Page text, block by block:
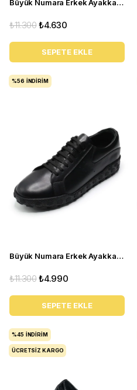
Büyük Numara Erkek Ayakkabı GOM2073 Kum
₺4.630
₺11.300
SEPETE EKLE
Büyük Numara Erkek Ayakkabı GOM8013 siyah
₺4.990
₺11.300
SEPETE EKLE
%56 İNDIRIM
%45 İNDIRIM
ÜCRETSIZ KARGO